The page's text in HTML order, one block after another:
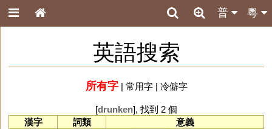
粵
普
英語搜索
所有字| 常用字| 冷僻字
[drunken], 找到 2 個
漢字
詞類
意義